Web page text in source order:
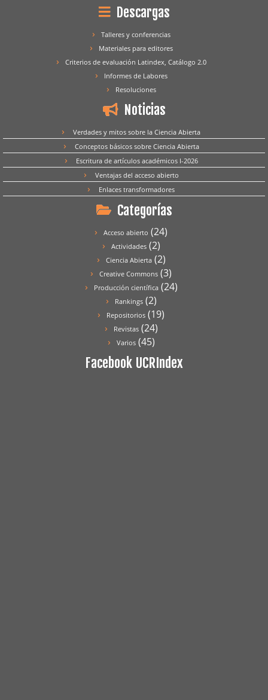
Descargas
Talleres y conferencias
Materiales para editores
Criterios de evaluación Latindex, Catálogo 2.0
Informes de Labores
Resoluciones
Noticias
Verdades y mitos sobre la Ciencia Abierta
Conceptos básicos sobre Ciencia Abierta
Escritura de artículos académicos I-2026
Ventajas del acceso abierto
Enlaces transformadores
Categorías
Acceso abierto (24)
Actividades(2)
Ciencia Abierta(2)
Creative Commons (3)
Producción científica(24)
Rankings(2)
Repositorios (19)
Revistas(24)
Varios(45)
Facebook UCRIndex